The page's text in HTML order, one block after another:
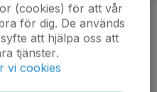
(cookies) för att vår
för dig. De används
att hjälpa oss att
tjänster.
vi cookies